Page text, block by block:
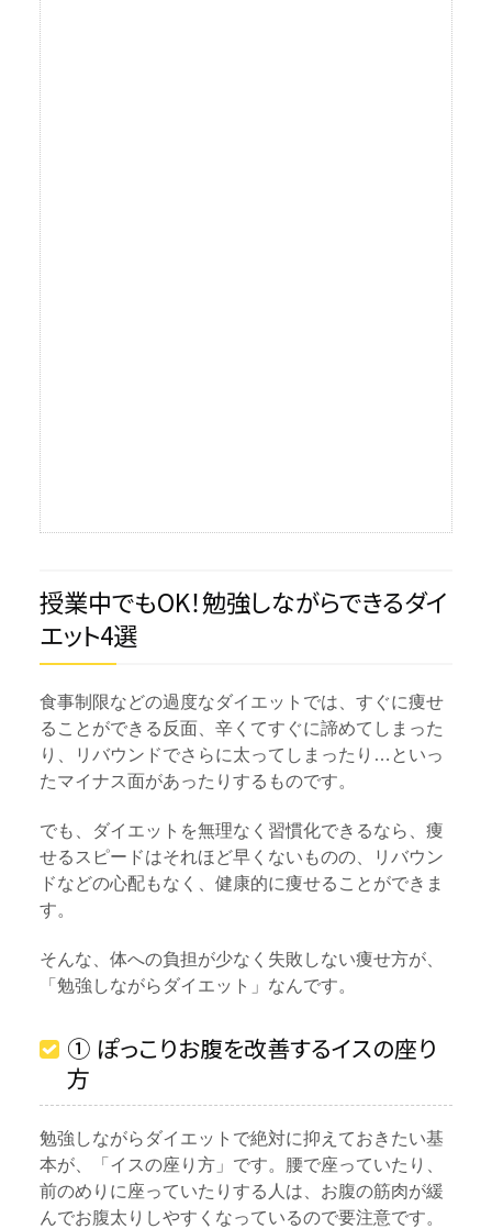
授業中でもOK！勉強しながらできるダイ
エット4選
食事制限などの過度なダイエットでは、すぐに痩せ
ることができる反面、辛くてすぐに諦めてしまった
り、リバウンドでさらに太ってしまったり…といっ
たマイナス面があったりするものです。
でも、ダイエットを無理なく習慣化できるなら、痩
せるスピードはそれほど早くないものの、リバウン
ドなどの心配もなく、健康的に痩せることができま
す。
そんな、体への負担が少なく失敗しない痩せ方が、
「勉強しながらダイエット」なんです。
① ぽっこりお腹を改善するイスの座り
方
勉強しながらダイエットで絶対に抑えておきたい基
本が、「イスの座り方」です。腰で座っていたり、
前のめりに座っていたりする人は、お腹の筋肉が緩
んでお腹太りしやすくなっているので要注意です。